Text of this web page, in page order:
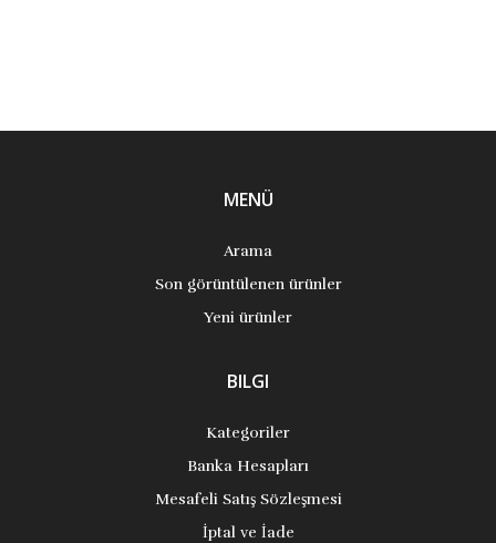
MENÜ
Arama
Son görüntülenen ürünler
Yeni ürünler
BILGI
Kategoriler
Banka Hesapları
Mesafeli Satış Sözleşmesi
İptal ve İade